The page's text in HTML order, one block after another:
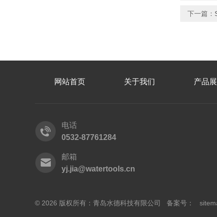
下一篇：
网站首页 关于我们 产品
电话
0532-87761284
邮箱
yj.jia@watertools.cn
© 2026 版权所有：青岛水德科技有限公司 备案号：